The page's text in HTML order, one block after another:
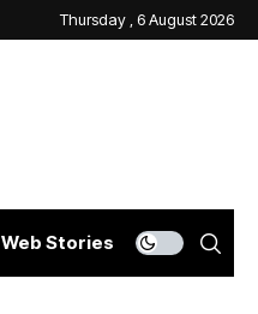
Thursday , 6 August 2026
Web Stories